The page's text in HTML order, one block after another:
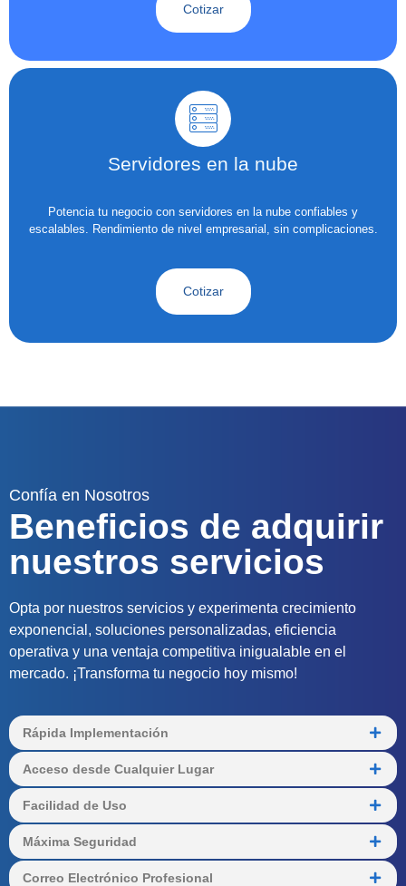
Cotizar
Servidores en la nube
Potencia tu negocio con servidores en la nube confiables y
escalables. Rendimiento de nivel empresarial, sin complicaciones.
Cotizar
Confía en Nosotros
Beneficios de adquirir
nuestros servicios
Opta por nuestros servicios y experimenta crecimiento
exponencial, soluciones personalizadas, eficiencia
operativa y una ventaja competitiva inigualable en el
mercado. ¡Transforma tu negocio hoy mismo!
Rápida Implementación
Acceso desde Cualquier Lugar
Facilidad de Uso
Máxima Seguridad
Correo Electrónico Profesional